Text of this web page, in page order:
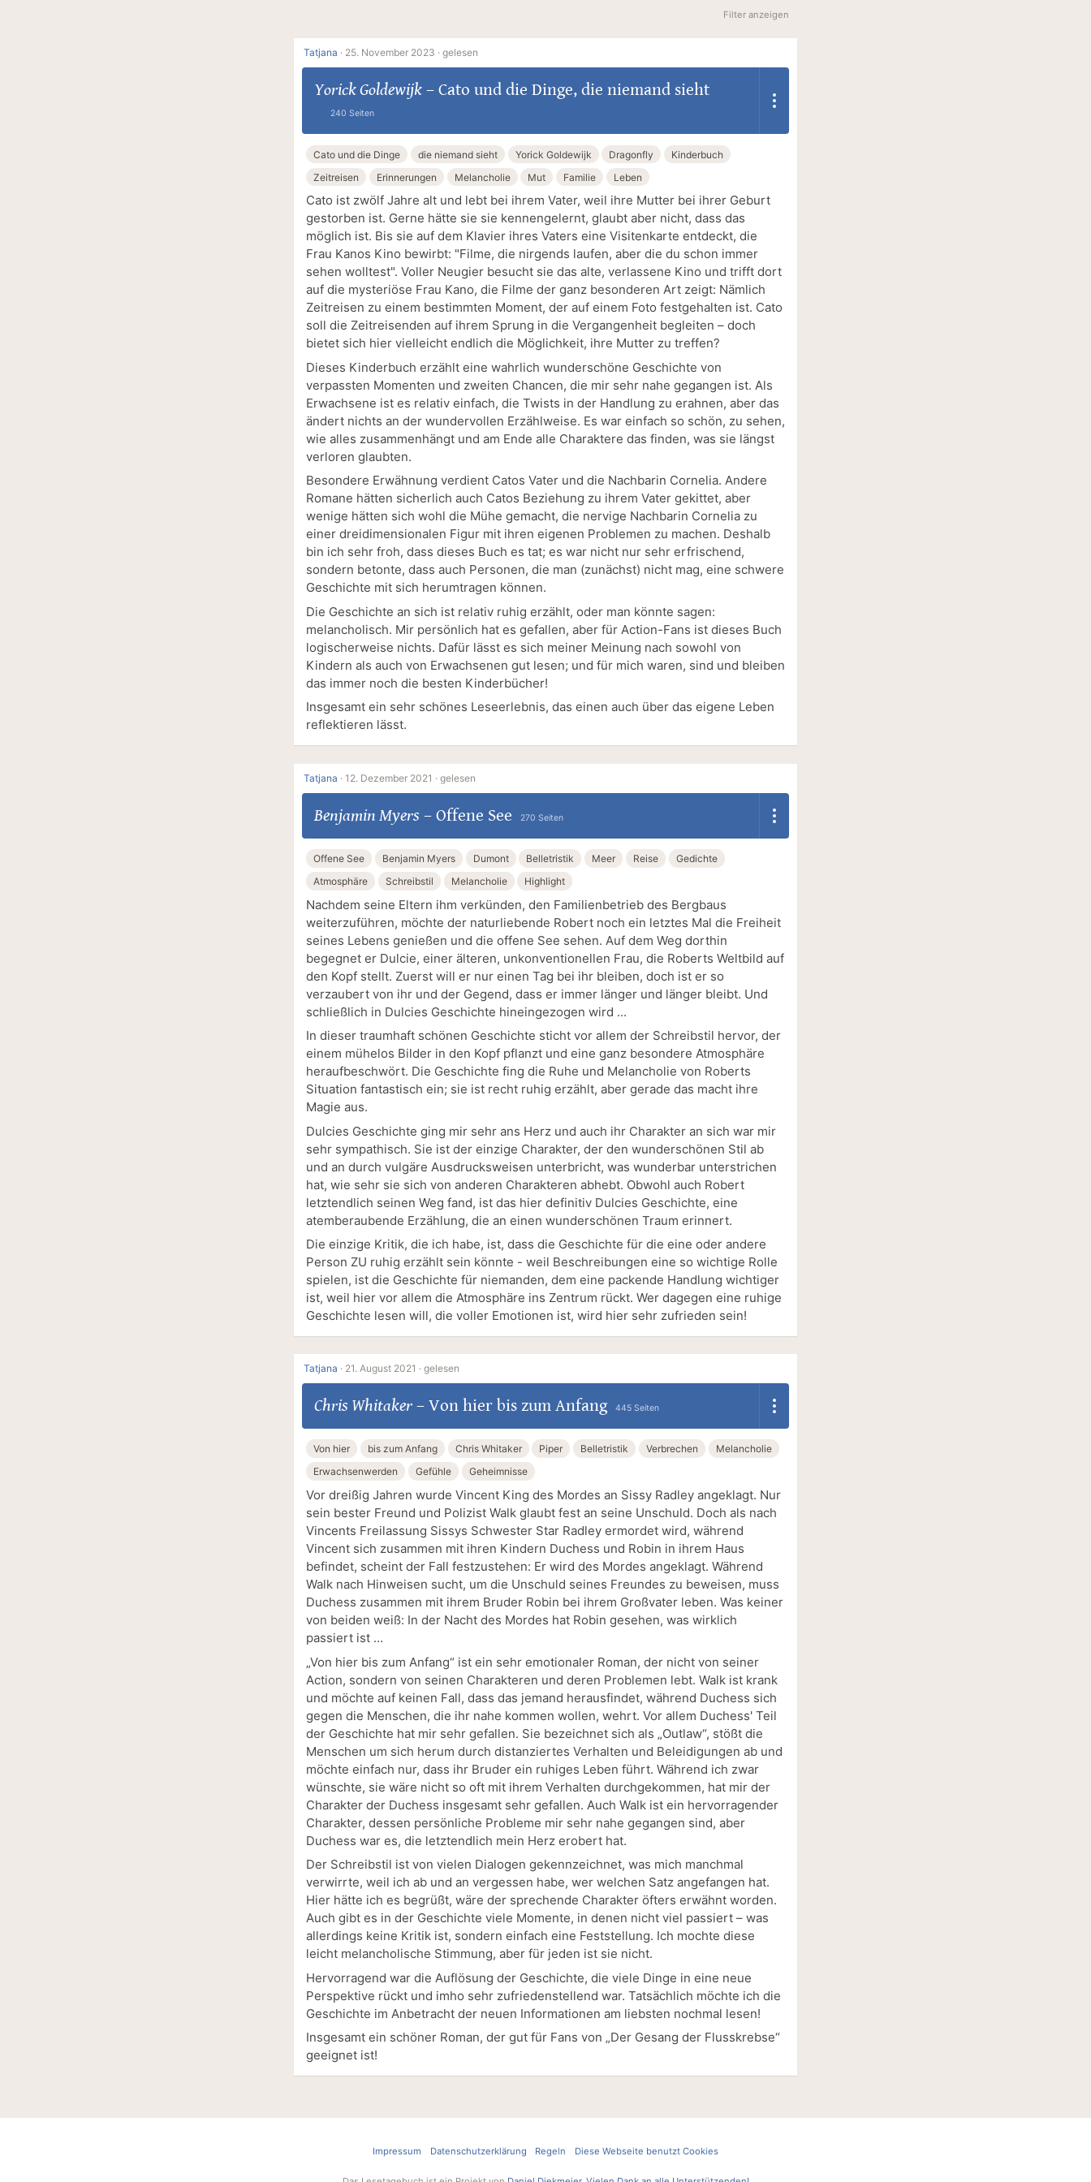
Filter anzeigen
Tatjana · 25. November 2023 · gelesen
Yorick Goldewijk– Cato und die Dinge, die niemand sieht
240 Seiten
Cato und die Dinge die niemand sieht Yorick Goldewijk Dragonfly
Kinderbuch
Zeitreisen
Erinnerungen Melancholie Mut Familie Leben
Cato ist zwölf Jahre alt und lebt bei ihrem Vater, weil ihre Mutter bei ihrer Geburt
gestorben ist. Gerne hätte sie sie kennengelernt, glaubt aber nicht, dass das
möglich ist. Bis sie auf dem Klavier ihres Vaters eine Visitenkarte entdeckt, die
Frau Kanos Kino bewirbt: "Filme, die nirgends laufen, aber die du schon immer
sehen wolltest". Voller Neugier besucht sie das alte, verlassene Kino und trifft dort
auf die mysteriöse Frau Kano, die Filme der ganz besonderen Art zeigt: Nämlich
Zeitreisen zu einem bestimmten Moment, der auf einem Foto festgehalten ist. Cato
soll die Zeitreisenden auf ihrem Sprung in die Vergangenheit begleiten – doch
bietet sich hier vielleicht endlich die Möglichkeit, ihre Mutter zu treffen?
Dieses Kinderbuch erzählt eine wahrlich wunderschöne Geschichte von
verpassten Momenten und zweiten Chancen, die mir sehr nahe gegangen ist. Als
Erwachsene ist es relativ einfach, die Twists in der Handlung zu erahnen, aber das
ändert nichts an der wundervollen Erzählweise. Es war einfach so schön, zu sehen,
wie alles zusammenhängt und am Ende alle Charaktere das finden, was sie längst
verloren glaubten.
Besondere Erwähnung verdient Catos Vater und die Nachbarin Cornelia. Andere
Romane hätten sicherlich auch Catos Beziehung zu ihrem Vater gekittet, aber
wenige hätten sich wohl die Mühe gemacht, die nervige Nachbarin Cornelia zu
einer dreidimensionalen Figur mit ihren eigenen Problemen zu machen. Deshalb
bin ich sehr froh, dass dieses Buch es tat; es war nicht nur sehr erfrischend,
sondern betonte, dass auch Personen, die man (zunächst) nicht mag, eine schwere
Geschichte mit sich herumtragen können.
Die Geschichte an sich ist relativ ruhig erzählt, oder man könnte sagen:
melancholisch. Mir persönlich hat es gefallen, aber für Action-Fans ist dieses Buch
logischerweise nichts. Dafür lässt es sich meiner Meinung nach sowohl von
Kindern als auch von Erwachsenen gut lesen; und für mich waren, sind und bleiben
das immer noch die besten Kinderbücher!
Insgesamt ein sehr schönes Leseerlebnis, das einen auch über das eigene Leben
reflektieren lässt.
Tatjana · 12. Dezember 2021 · gelesen
Benjamin Myers – Offene See 270 Seiten
Offene See Benjamin Myers Dumont Belletristik Meer Reise
Gedichte
Atmosphäre
Schreibstil Melancholie Highlight
Nachdem seine Eltern ihm verkünden, den Familienbetrieb des Bergbaus
weiterzuführen, möchte der naturliebende Robert noch ein letztes Mal die Freiheit
seines Lebens genießen und die offene See sehen. Auf dem Weg dorthin
begegnet er Dulcie, einer älteren, unkonventionellen Frau, die Roberts Weltbild auf
den Kopf stellt. Zuerst will er nur einen Tag bei ihr bleiben, doch ist er so
verzaubert von ihr und der Gegend, dass er immer länger und länger bleibt. Und
schließlich in Dulcies Geschichte hineingezogen wird ...
In dieser traumhaft schönen Geschichte sticht vor allem der Schreibstil hervor, der
einem mühelos Bilder in den Kopf pflanzt und eine ganz besondere Atmosphäre
heraufbeschwört. Die Geschichte fing die Ruhe und Melancholie von Roberts
Situation fantastisch ein; sie ist recht ruhig erzählt, aber gerade das macht ihre
Magie aus.
Dulcies Geschichte ging mir sehr ans Herz und auch ihr Charakter an sich war mir
sehr sympathisch. Sie ist der einzige Charakter, der den wunderschönen Stil ab
und an durch vulgäre Ausdrucksweisen unterbricht, was wunderbar unterstrichen
hat, wie sehr sie sich von anderen Charakteren abhebt. Obwohl auch Robert
letztendlich seinen Weg fand, ist das hier definitiv Dulcies Geschichte, eine
atemberaubende Erzählung, die an einen wunderschönen Traum erinnert.
Die einzige Kritik, die ich habe, ist, dass die Geschichte für die eine oder andere
Person ZU ruhig erzählt sein könnte - weil Beschreibungen eine so wichtige Rolle
spielen, ist die Geschichte für niemanden, dem eine packende Handlung wichtiger
ist, weil hier vor allem die Atmosphäre ins Zentrum rückt. Wer dagegen eine ruhige
Geschichte lesen will, die voller Emotionen ist, wird hier sehr zufrieden sein!
Tatjana · 21. August 2021 · gelesen
Chris Whitaker– Von hier bis zum Anfang 445 Seiten
Von hier bis zum Anfang Chris Whitaker Piper Belletristik Verbrechen
Melancholie
Erwachsenwerden
Gefühle Geheimnisse
Vor dreißig Jahren wurde Vincent King des Mordes an Sissy Radley angeklagt. Nur
sein bester Freund und Polizist Walk glaubt fest an seine Unschuld. Doch als nach
Vincents Freilassung Sissys Schwester Star Radley ermordet wird, während
Vincent sich zusammen mit ihren Kindern Duchess und Robin in ihrem Haus
befindet, scheint der Fall festzustehen: Er wird des Mordes angeklagt. Während
Walk nach Hinweisen sucht, um die Unschuld seines Freundes zu beweisen, muss
Duchess zusammen mit ihrem Bruder Robin bei ihrem Großvater leben. Was keiner
von beiden weiß: In der Nacht des Mordes hat Robin gesehen, was wirklich
passiert ist …
„Von hier bis zum Anfang“ ist ein sehr emotionaler Roman, der nicht von seiner
Action, sondern von seinen Charakteren und deren Problemen lebt. Walk ist krank
und möchte auf keinen Fall, dass das jemand herausfindet, während Duchess sich
gegen die Menschen, die ihr nahe kommen wollen, wehrt. Vor allem Duchess' Teil
der Geschichte hat mir sehr gefallen. Sie bezeichnet sich als „Outlaw“, stößt die
Menschen um sich herum durch distanziertes Verhalten und Beleidigungen ab und
möchte einfach nur, dass ihr Bruder ein ruhiges Leben führt. Während ich zwar
wünschte, sie wäre nicht so oft mit ihrem Verhalten durchgekommen, hat mir der
Charakter der Duchess insgesamt sehr gefallen. Auch Walk ist ein hervorragender
Charakter, dessen persönliche Probleme mir sehr nahe gegangen sind, aber
Duchess war es, die letztendlich mein Herz erobert hat.
Der Schreibstil ist von vielen Dialogen gekennzeichnet, was mich manchmal
verwirrte, weil ich ab und an vergessen habe, wer welchen Satz angefangen hat.
Hier hätte ich es begrüßt, wäre der sprechende Charakter öfters erwähnt worden.
Auch gibt es in der Geschichte viele Momente, in denen nicht viel passiert – was
allerdings keine Kritik ist, sondern einfach eine Feststellung. Ich mochte diese
leicht melancholische Stimmung, aber für jeden ist sie nicht.
Hervorragend war die Auflösung der Geschichte, die viele Dinge in eine neue
Perspektive rückt und imho sehr zufriedenstellend war. Tatsächlich möchte ich die
Geschichte im Anbetracht der neuen Informationen am liebsten nochmal lesen!
Insgesamt ein schöner Roman, der gut für Fans von „Der Gesang der Flusskrebse“
geeignet ist!
Impressum Datenschutzerklärung Regeln Diese Webseite benutzt Cookies